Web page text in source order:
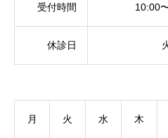
受付時間 10:00
休診日
月 火 水 木